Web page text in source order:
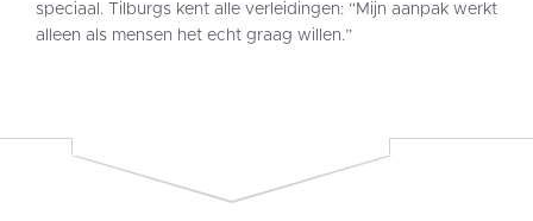
speciaal. Tilburgs kent alle verleidingen: “Mijn aanpak werkt
alleen als mensen het echt graag willen.”